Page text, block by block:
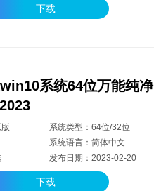
下载
系统64位万能纯净
系统类型：64位/32位
系统语言：简体中文
发布日期：2023-02-20
下载